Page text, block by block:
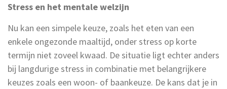
Stress en het mentale welzijn
Nu kan een simpele keuze, zoals het eten van een
enkele ongezonde maaltijd, onder stress op korte
termijn niet zoveel kwaad. De situatie ligt echter anders
bij langdurige stress in combinatie met belangrijkere
keuzes zoals een woon- of baankeuze. De kans dat je in